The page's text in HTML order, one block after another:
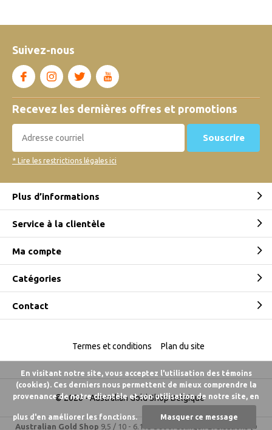
Suivez-nous
Recevez les dernières offres et promotions
Souscrire
* Lire les restrictions légales ici
Plus d’informations
Service à la clientèle
Ma compte
Catégories
Contact
© 2026 -Australian Gold Shop Belgique
Termes et conditions Plan du site
Australian Gold Shop 9,5 / 10- 6.175 beoordelingen Évaluations @
En visitant notre site, vous acceptez l'utilisation des témoins
(cookies). Ces derniers nous permettent de mieux comprendre la
provenance de notre clientèle et son utilisation de notre site, en
plus d'en améliorer les fonctions. Masquer ce message